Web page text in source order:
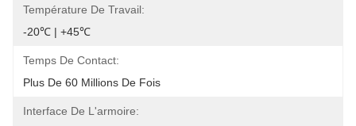
Température De Travail:
-20℃ | +45℃
Temps De Contact:
Plus De 60 Millions De Fois
Interface De L'armoire: